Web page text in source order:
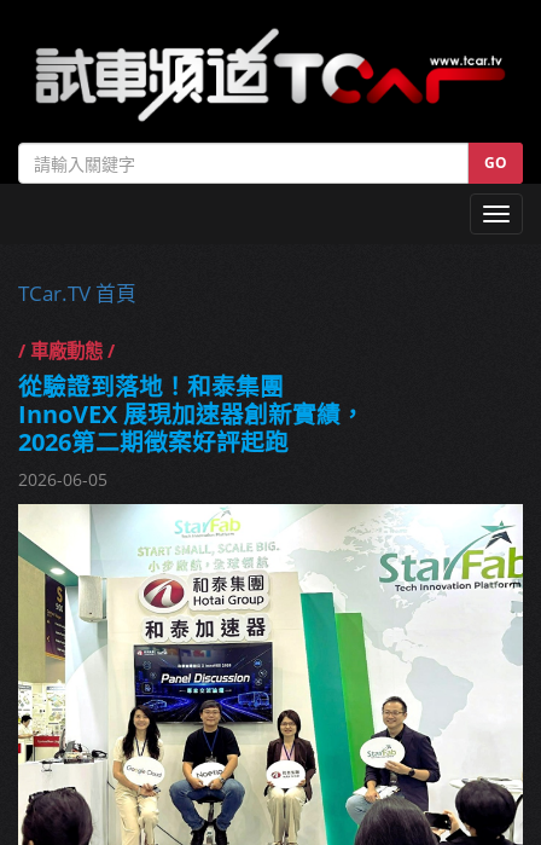
GO
TCar.TV 首頁
/ 車廠動態 /
從驗證到落地！和泰集團
InnoVEX 展現加速器創新實績，
2026第二期徵案好評起跑
2026-06-05